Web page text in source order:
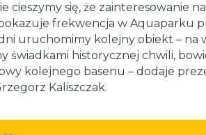
cieszymy się, że zainteresowanie
frekwencja w Aquaparku
uruchomimy kolejny obiekt – na
świadkami historycznej chwili,
kolejnego basenu – dodaje
Kaliszczak.